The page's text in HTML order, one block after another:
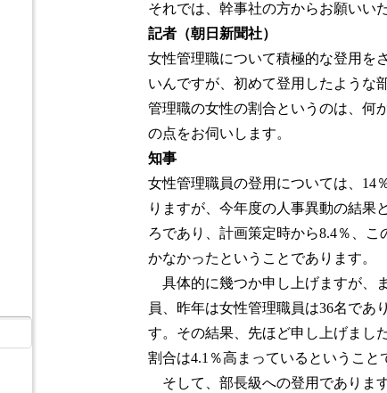
それでは、幹事社の方からお願いい
記者（朝日新聞社）
女性管理職について積極的な登用を
いんですが、初めて登用したような
管理職の女性の割合というのは、何
の点をお伺いします。
知事
女性管理職員の登用については、14
りますが、今年度の人事異動の結果
ろであり、計画策定時から8.4％、
かなかったということであります。
具体的に幾つか申し上げますが、
員、昨年は女性管理職員は36名であ
す。その結果、先ほど申し上げまし
割合は4.1％高まっているということ
そして、部長級への登用でありま